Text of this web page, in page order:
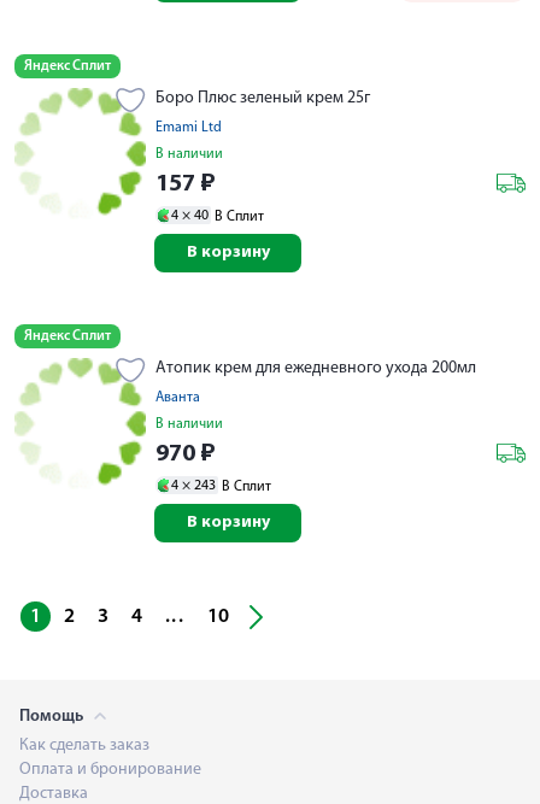
Яндекс Сплит
Боро Плюс зеленый крем 25г
Emami Ltd
В наличии
157 ₽
4 × 40 В Сплит
В корзину
Яндекс Сплит
Атопик крем для ежедневного ухода 200мл
Аванта
В наличии
970 ₽
4 × 243 В Сплит
В корзину
1 2 3 4 ... 10
Помощь
Как сделать заказ
Оплата и бронирование
Доставка